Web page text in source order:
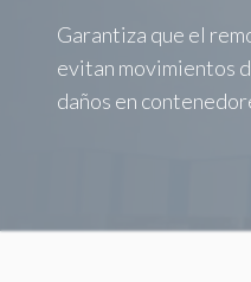
Garantiza que el
evitan movimientos
daños en